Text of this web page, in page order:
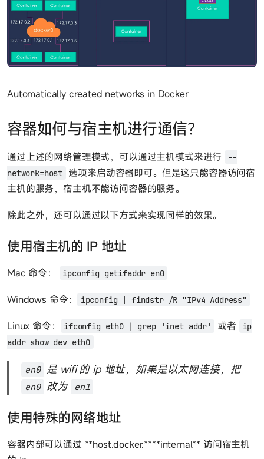
Automatically created networks in Docker
容器如何与宿主机进行通信？
通过上述的网络管理模式，可以通过主机模式来进行
--
network=host
选项来启动容器即可。但是这只能容器访问宿
主机的服务，宿主机不能访问容器的服务。
除此之外，还可以通过以下方式来实现同样的效果。
使用宿主机的 IP 地址
Mac 命令： ipconfig getifaddr en0
Windows 命令： ipconfig | findstr /R "IPv4 Address"
Linux 命令： ifconfig eth0 | grep 'inet addr' 或者
ip
addr show dev eth0
en0 是 wifi 的 ip 地址，如果是以太网连接，把
en0 改为 en1
使用特殊的网络地址
容器内部可以通过 **host.docker.****internal** 访问宿主机